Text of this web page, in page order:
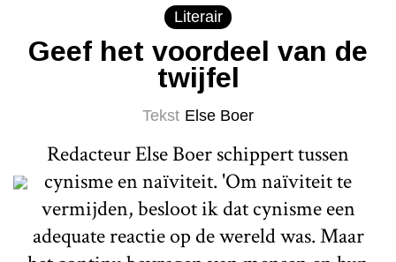
Literair
Geef het voordeel van de
twijfel
Tekst Else Boer
Redacteur Else Boer schippert tussen
cynisme en naïviteit. 'Om naïviteit te
vermijden, besloot ik dat cynisme een
adequate reactie op de wereld was. Maar